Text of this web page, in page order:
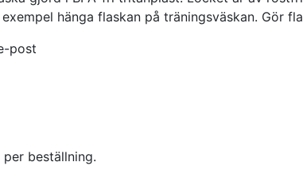
hänga flaskan på träningsväskan. Gör
post
beställning.